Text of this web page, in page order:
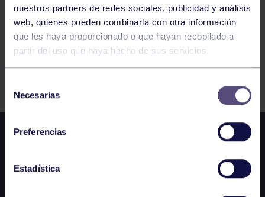
nuestros partners de redes sociales, publicidad y análisis
web, quienes pueden combinarla con otra información
que les haya proporcionado o que hayan recopilado a
partir del uso que haya hecho de sus servicios.
consentimiento
Necesarias
Preferencias
Estadística